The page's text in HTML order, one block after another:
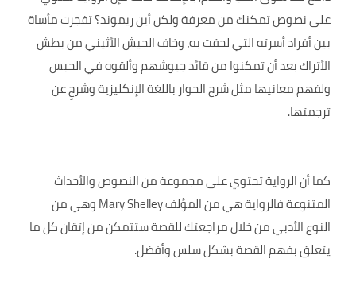
على نصوص تمكنك من معرفة ولكن أين ريموند؟ تفجرت مأساة
بين أفراد أسرته التي لحقت به، وخاف الجيش الأثيني من بطش
الأتراك بعد أن تمكنوا من قائد جيوشهم وألقوه في الحبس
ولفهم معانيها مثل شرح الحوار باللغة الإنكليزية وشرحٍ عن
ترجمتها.
كما أن الرواية تحتوي على مجموعة من النصوص والأحداث
المتنوعة فالرواية هي من المؤلف Mary Shelley وهي من
النوع الأدبي من خلال مراجعتك للقصة ستتمكن من إتقان كل ما
يتعلق بفهم القصة بشكل سلس وأفضل.